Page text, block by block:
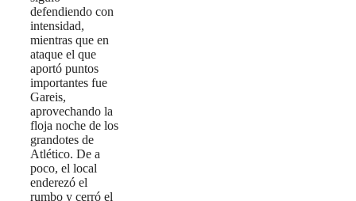
defendiendo con
intensidad,
mientras que en
ataque el que
aportó puntos
importantes fue
Gareis,
aprovechando la
floja noche de los
grandotes de
Atlético. De a
poco, el local
enderezó el
rumbo y cerró el